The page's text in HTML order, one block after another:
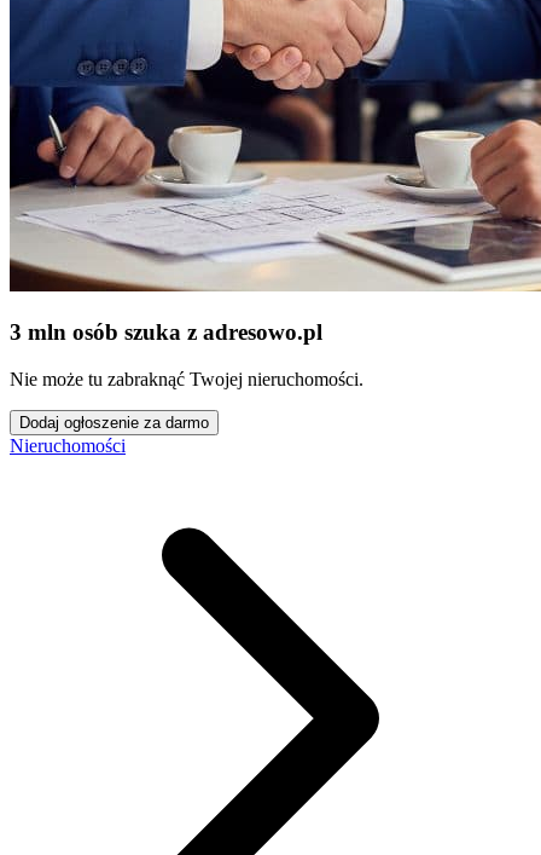
3 mln osób szuka z adresowo.pl
Nie może tu zabraknąć Twojej nieruchomości.
Dodaj ogłoszenie za darmo
Nieruchomości